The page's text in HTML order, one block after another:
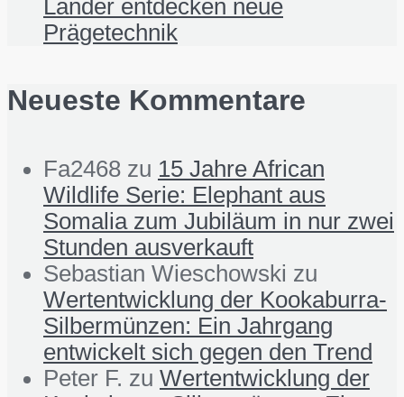
Länder entdecken neue
Prägetechnik
Neueste Kommentare
Fa2468 zu 15 Jahre African
Wildlife Serie: Elephant aus
Somalia zum Jubiläum in nur zwei
Stunden ausverkauft
Sebastian Wieschowski zu
Wertentwicklung der Kookaburra-
Silbermünzen: Ein Jahrgang
entwickelt sich gegen den Trend
Peter F. zu Wertentwicklung der